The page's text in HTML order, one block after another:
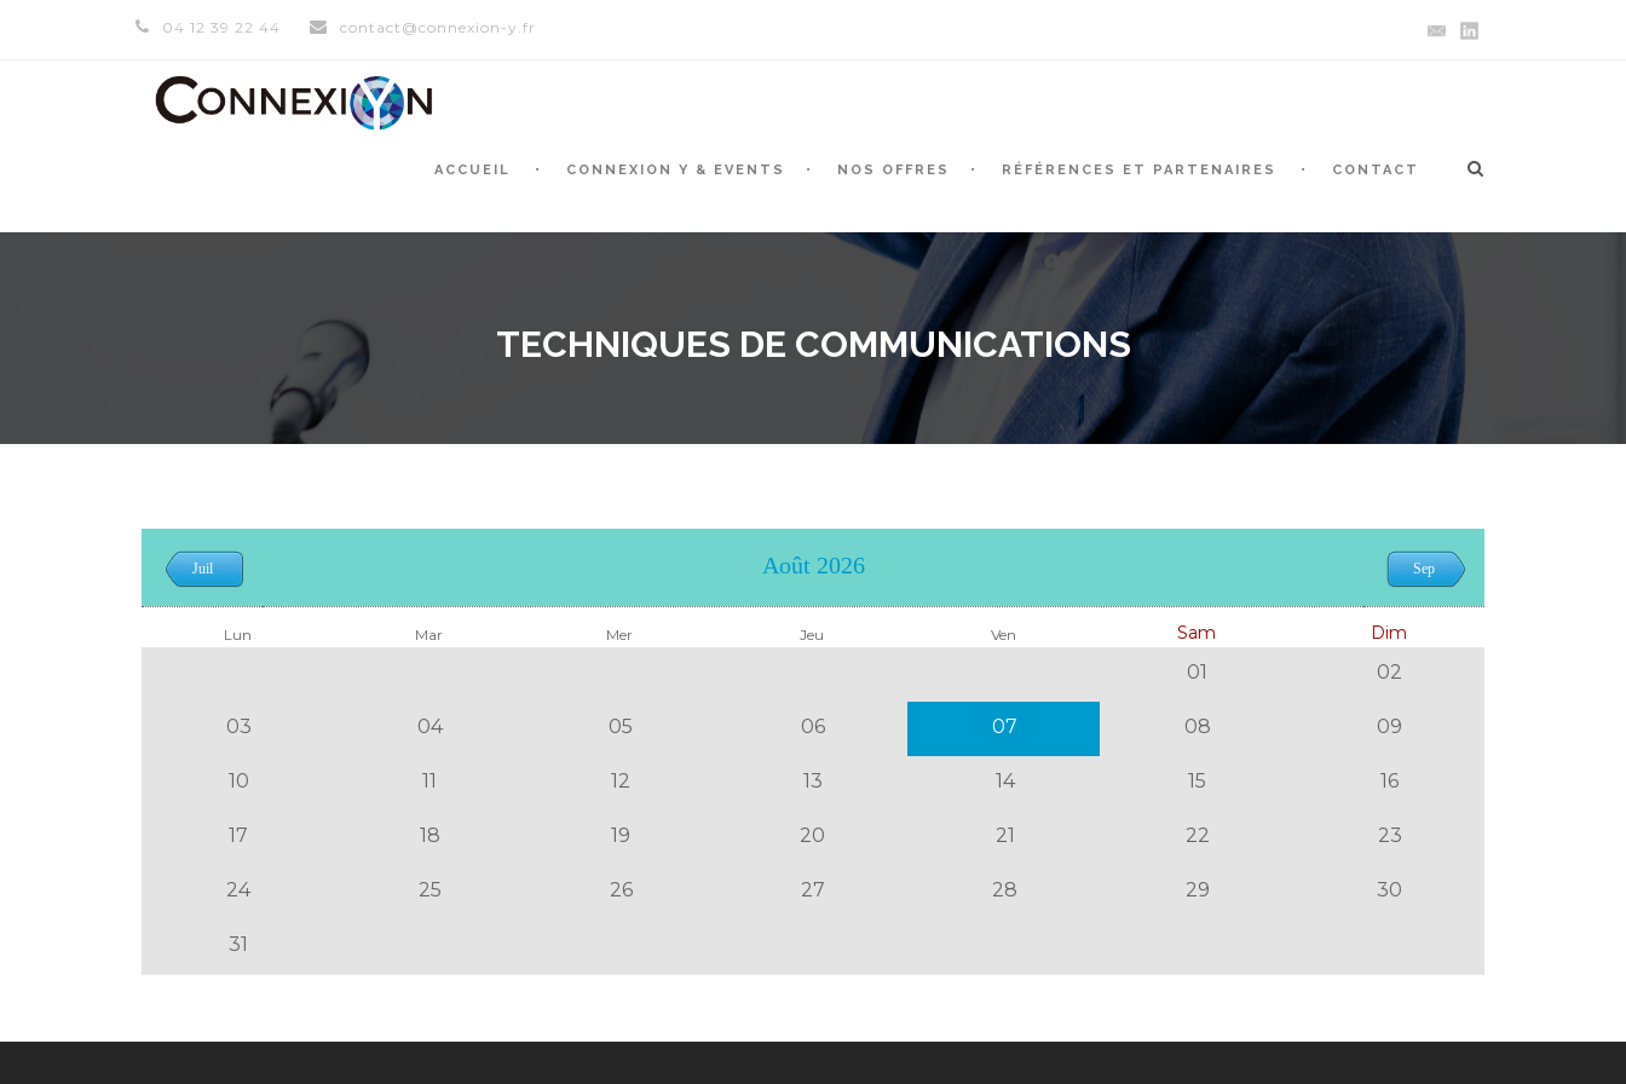
04 12 39 22 44 contact@connexion-y.fr
ACCUEIL CONNEXION Y & EVENTS NOS OFFRES RÉFÉRENCES ET PARTENAIRES CONTACT
TECHNIQUES DE COMMUNICATIONS
Juil Août 2026 Sep
Lun Mar Mer Jeu Ven Sam Dim
01 02
03 04 05 06 07 08 09
10 11 12 13 14 15 16
17 18 19 20 21 22 23
24 25 26 27 28 29 30
31